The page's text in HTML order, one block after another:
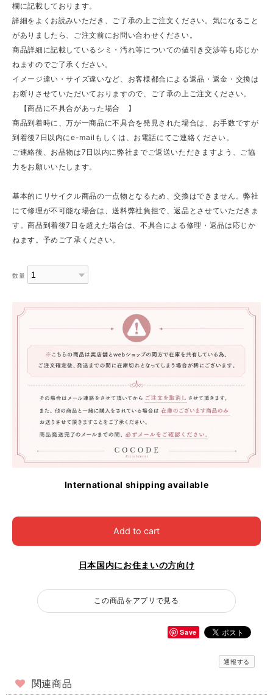
欄に記載しております。
詳細をよくお読みいただき、ご了承の上ご注文ください。気になること
がありましたら、ご注文前にお問い合わせください。
商品詳細に記載しているシミ・汚れ等についての値引き交渉等も応じか
ねますのでご了承ください。
イメージ違い・サイズ違いなど、お客様都合による返品・返金・交換は
お断りさせていただいておりますので、ご了承の上ご注文ください。
【商品に不具合があった場合 】
商品到着時に、万が一商品に不具合を発見された場合は、お手数ですが
到着後7日以内にe-mailもしくは、お電話にてご連絡ください。
ご連絡後、お品物は7日以内に弊社までご返送いただきますよう、ご協
力をお願いいたします。
基本的にリサイクル商品の一点物となるため、交換はできません。弊社
にて修理が不可能な場合は、送料弊社負担で、返品とさせていただきま
す。商品到着後7日を超えた場合は、不具合による修理・返品は応じか
ねます。予めご了承ください。
数量
International shipping available
Add to cart
日本国内にお住まいの方向け
この商品をアプリで見る
Save
通報する
関連商品